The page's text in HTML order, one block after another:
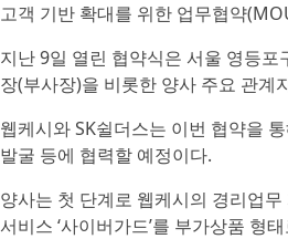
고객 기반 확대를 위한 업무협약
지난 9일 열린 협약식은 서울 영등
장(부사장)을 비롯한 양사 주요 관계
웹케시와 SK쉴더스는 이번 협약을
발굴 등에 협력할 예정이다.
양사는 첫 단계로 웹케시의 경리업
서비스 ‘사이버가드’를 부가상품 형